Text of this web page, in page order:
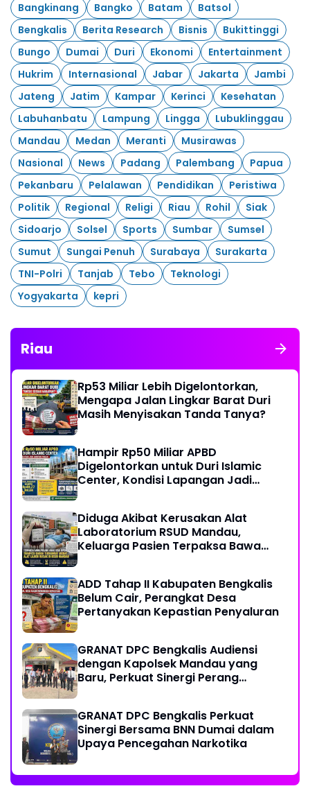
Bangkinang Bangko Batam
Batsol
Bengkalis
Berita Research Bisnis
Bukittinggi
Bungo
Dumai Duri Ekonomi
Entertainment
Hukrim
Internasional Jabar Jakarta
Jambi
Jateng
Jatim Kampar Kerinci
Kesehatan
Labuhanbatu
Lampung Lingga
Lubuklinggau
Mandau
Medan Meranti
Musirawas
Nasional
News Padang Palembang
Papua
Pekanbaru
Pelalawan Pendidikan
Peristiwa
Politik
Regional Religi Riau Rohil
Siak
Sidoarjo
Solsel Sports Sumbar
Sumsel
Sumut
Sungai Penuh Surabaya
Surakarta
TNI-Polri
Tanjab Tebo
Teknologi
Yogyakarta
kepri
Riau
Rp53 Miliar Lebih Digelontorkan,
Mengapa Jalan Lingkar Barat Duri
Masih Menyisakan Tanda Tanya?
Hampir Rp50 Miliar APBD
Digelontorkan untuk Duri Islamic
Center, Kondisi Lapangan Jadi
Diduga Akibat Kerusakan Alat
Laboratorium RSUD Mandau,
Keluarga Pasien Terpaksa Bawa
Transfusi Darah
ADD Tahap II Kabupaten Bengkalis
Belum Cair, Perangkat Desa
Pertanyakan Kepastian Penyaluran
GRANAT DPC Bengkalis Audiensi
dengan Kapolsek Mandau yang
Baru, Perkuat Sinergi Perang
GRANAT DPC Bengkalis Perkuat
Sinergi Bersama BNN Dumai dalam
Upaya Pencegahan Narkotika